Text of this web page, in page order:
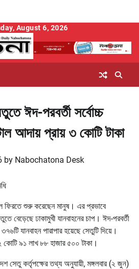
August 6, 2026
ঈদ-পরবর্তী সর্বোচ্চ
আদায় প্রায় ৩ কোটি টাকা
by Nabochatona Desk
ফিরতে শুরু করেছেন মানুষ। এর প্রভাবে
বেড়েছে ঢাকামুখী যানবাহনের চাপ। ঈদ-পরবর্তী
যানবাহন পারাপার হয়েছে সেতুটি দিয়ে।
৯১ লাখ ৮৮ হাজার ৫০০ টাকা।
সেতু কর্তৃপক্ষের তথ্য অনুযায়ী, মঙ্গলবার (২ জুন)